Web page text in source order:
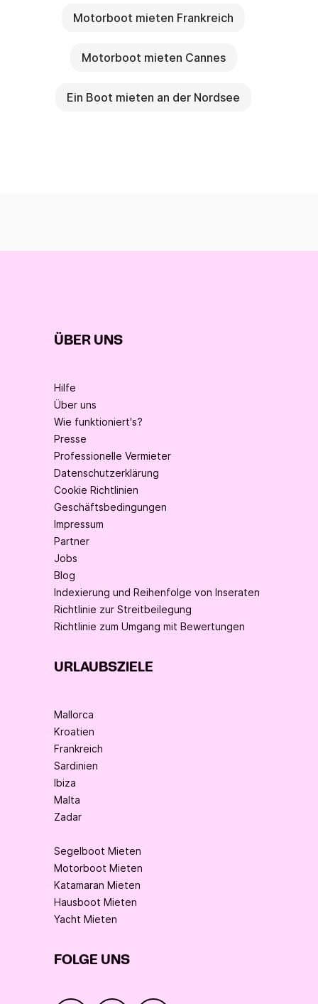
Motorboot mieten Frankreich
Motorboot mieten Cannes
Ein Boot mieten an der Nordsee
ÜBER UNS
Hilfe
Über uns
Wie funktioniert's?
Presse
Professionelle Vermieter
Datenschutzerklärung
Cookie Richtlinien
Geschäftsbedingungen
Impressum
Partner
Jobs
Blog
Indexierung und Reihenfolge von Inseraten
Richtlinie zur Streitbeilegung
Richtlinie zum Umgang mit Bewertungen
URLAUBSZIELE
Mallorca
Kroatien
Frankreich
Sardinien
Ibiza
Malta
Zadar
Segelboot Mieten
Motorboot Mieten
Katamaran Mieten
Hausboot Mieten
Yacht Mieten
FOLGE UNS